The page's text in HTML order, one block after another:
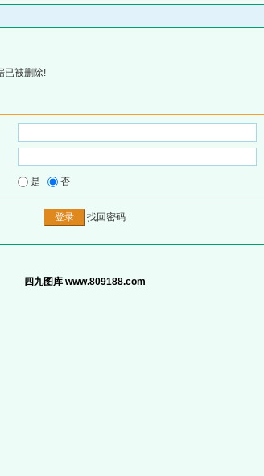
已被删除!
是 否
找回密码
四九图库 www.809188.com